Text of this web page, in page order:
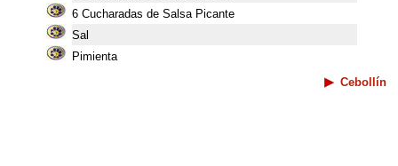
6 Cucharadas de Salsa Picante
Sal
Pimienta
Cebollín